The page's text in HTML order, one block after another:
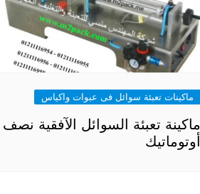
ماكينات تعبئة سوائل فى عبوات واكياس
ماكينة تعبئة السوائل الآفقية نصف
أوتوماتيك